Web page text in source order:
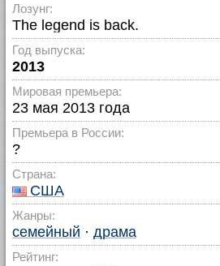
Лозунг:
The legend is back.
Год выпуска:
2013
Мировая премьера:
23 мая 2013 года
Премьера в России:
?
Страна:
США
Жанры:
семейный · драма
Рейтинг: